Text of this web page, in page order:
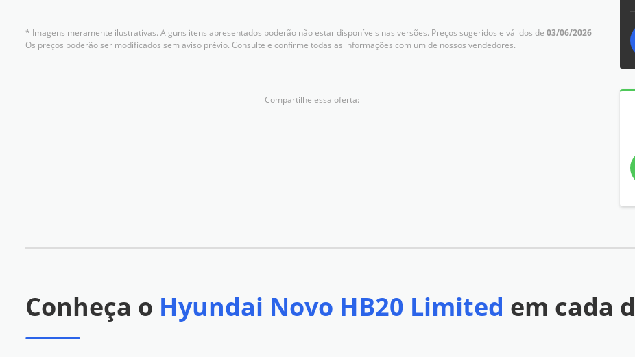
* Imagens meramente ilustrativas. Alguns itens apresentados poderão não estar disponíveis nas versões. Preços sugeridos e válidos de 03/06/2026
Os preços poderão ser modificados sem aviso prévio. Consulte e confirme todas as informações com um de nossos vendedores.
Compartilhe essa oferta:
Conheça o Hyundai Novo HB20 Limited em cada